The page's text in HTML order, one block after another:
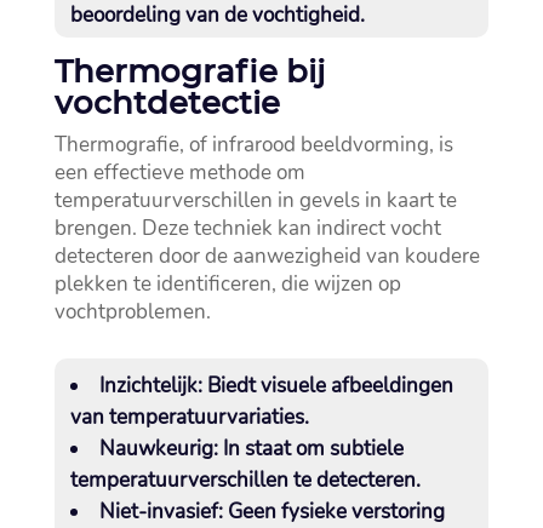
beoordeling van de vochtigheid.​
Thermografie bij
vochtdetectie
Thermografie, of infrarood beeldvorming, is
een effectieve methode om
temperatuurverschillen in gevels in kaart te
brengen.​ Deze techniek kan indirect vocht
detecteren door de aanwezigheid van koudere
plekken te identificeren, die wijzen op
vochtproblemen.​
Inzichtelijk:Biedt visuele afbeeldingen
van temperatuurvariaties.​
Nauwkeurig:In staat om subtiele
temperatuurverschillen te detecteren.​
Niet-invasief:Geen fysieke verstoring